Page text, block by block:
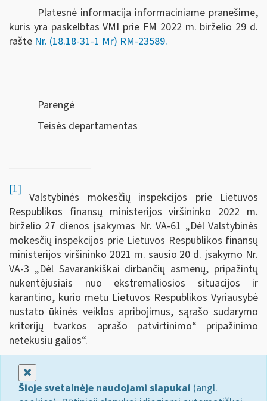
Platesnė informacija informaciniame pranešime,
kuris yra paskelbtas VMI prie FM 2022 m. birželio 29 d.
rašte Nr. (18.18-31-1 Mr) RM-23589.
Parengė
Teisės departamentas
[1]
Valstybinės mokesčių inspekcijos prie Lietuvos
Respublikos finansų ministerijos viršininko 2022 m.
birželio 27 dienos įsakymas Nr. VA-61 „Dėl Valstybinės
mokesčių inspekcijos prie Lietuvos Respublikos finansų
ministerijos viršininko 2021 m. sausio 20 d. įsakymo Nr.
VA-3 „Dėl Savarankiškai dirbančių asmenų, pripažintų
nukentėjusiais nuo ekstremaliosios situacijos ir
karantino, kurio metu Lietuvos Respublikos Vyriausybė
nustato ūkinės veiklos apribojimus, sąrašo sudarymo
kriterijų tvarkos aprašo patvirtinimo“ pripažinimo
netekusiu galios“.
Šioje svetainėje naudojami slapukai (angl.